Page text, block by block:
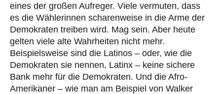
eines der großen Aufreger. Viele vermuten, dass
es die Wählerinnen scharenweise in die Arme der
Demokraten treiben wird. Mag sein. Aber heute
gelten viele alte Wahrheiten nicht mehr.
Beispielsweise sind die Latinos – oder, wie die
Demokraten sie nennen, Latinx – keine sichere
Bank mehr für die Demokraten. Und die Afro-
Amerikaner – wie man am Beispiel von Walker